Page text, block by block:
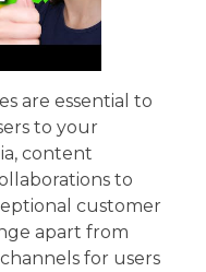
are essential to
to your
content
to
customer
apart from
for users